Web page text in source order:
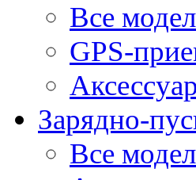
Все
GPS-
Зарядно-
Все